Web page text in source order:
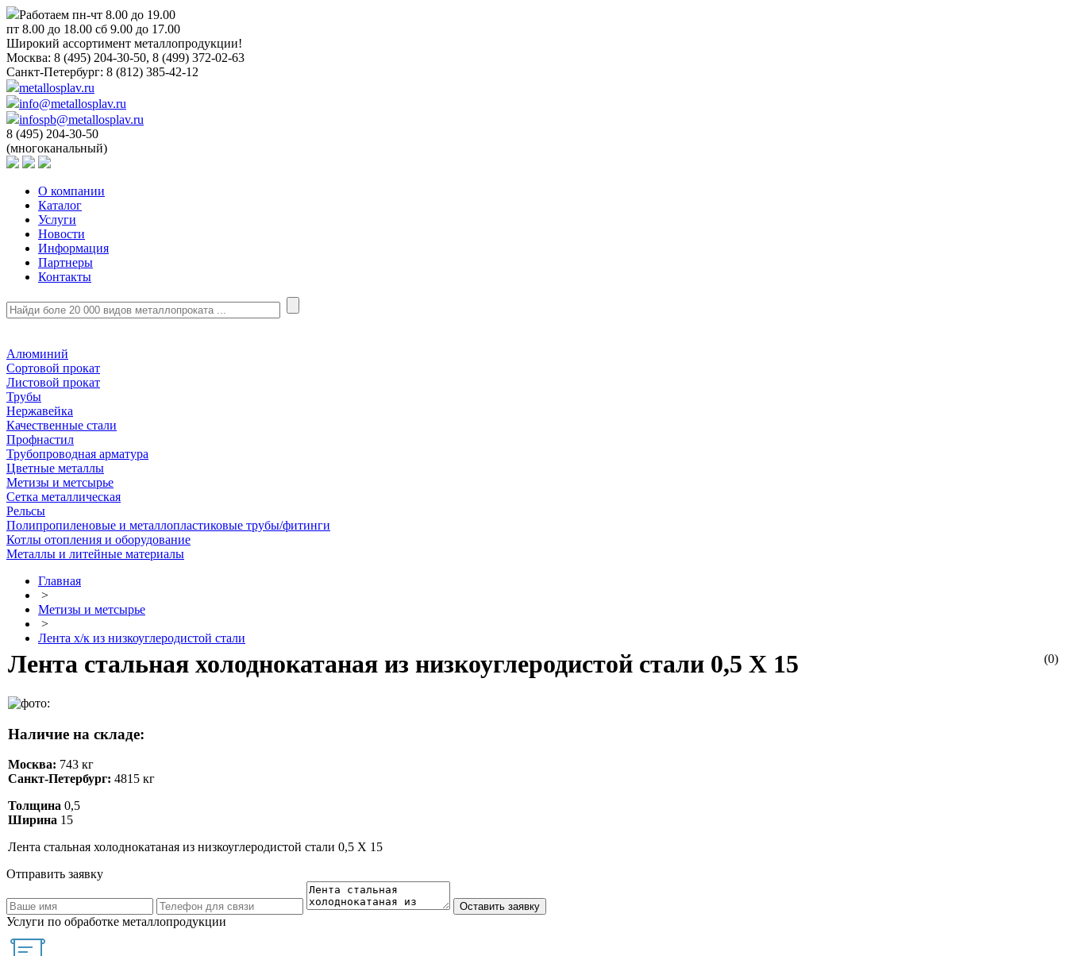
Работаем пн-чт 8.00 до 19.00
пт 8.00 до 18.00 сб 9.00 до 17.00
Широкий ассортимент металлопродукции!
Москва: 8 (495) 204-30-50, 8 (499) 372-02-63
Санкт-Петербург: 8 (812) 385-42-12
metallosplav.ru
info@metallosplav.ru
infospb@metallosplav.ru
8 (495) 204-30-50
(многоканальный)
О компании
Каталог
Услуги
Новости
Информация
Партнеры
Контакты
Алюминий
Сортовой прокат
Листовой прокат
Трубы
Нержавейка
Качественные стали
Профнастил
Трубопроводная арматура
Цветные металлы
Метизы и метсырье
Сетка металлическая
Рельсы
Полипропиленовые и металлопластиковые трубы/фитинги
Котлы отопления и оборудование
Металлы и литейные материалы
Главная
>
Метизы и метсырье
>
Лента х/к из низкоуглеродистой стали
(0)
Лента стальная холоднокатаная из низкоуглеродистой стали 0,5 Х 15
Наличие на складе:
Москва: 743 кг
Санкт-Петербург: 4815 кг
Толщина 0,5
Ширина 15
Лента стальная холоднокатаная из низкоуглеродистой стали 0,5 Х 15
Отправить заявку
Услуги по обработке металлопродукции